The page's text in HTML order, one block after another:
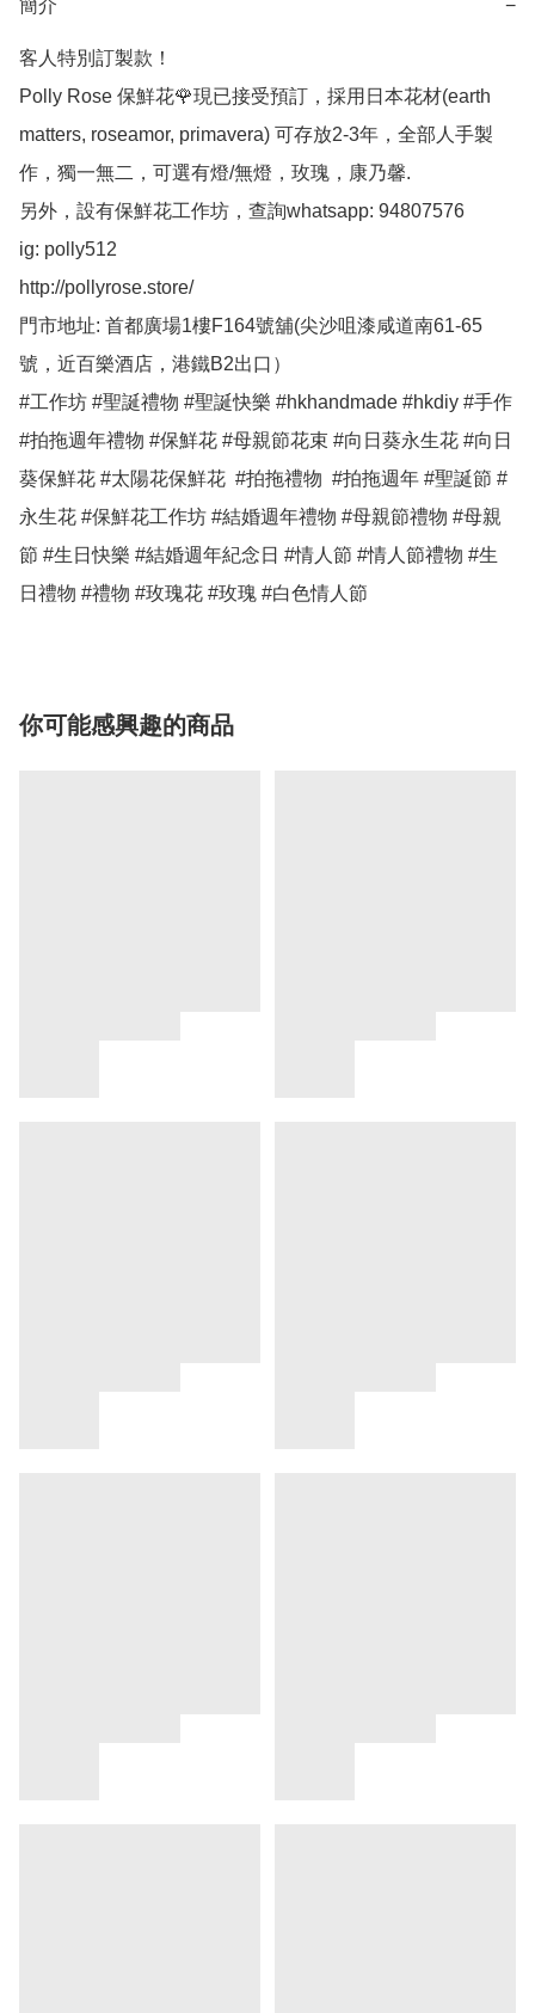
簡介 −
客人特別訂製款！
Polly Rose 保鮮花🌹現已接受預訂，採用日本花材(earth
matters, roseamor, primavera) 可存放2-3年，全部人手製
作，獨一無二，可選有燈/無燈，玫瑰，康乃馨.
另外，設有保鮮花工作坊，查詢whatsapp: 94807576
ig: polly512
http://pollyrose.store/
門市地址: 首都廣場1樓F164號舖(尖沙咀漆咸道南61-65
號，近百樂酒店，港鐵B2出口）
#工作坊 #聖誕禮物 #聖誕快樂 #hkhandmade #hkdiy #手作
#拍拖週年禮物 #保鮮花 #母親節花束 #向日葵永生花 #向日
葵保鮮花 #太陽花保鮮花  #拍拖禮物  #拍拖週年 #聖誕節 #
永生花 #保鮮花工作坊 #結婚週年禮物 #母親節禮物 #母親
節 #生日快樂 #結婚週年紀念日 #情人節 #情人節禮物 #生
日禮物 #禮物 #玫瑰花 #玫瑰 #白色情人節
你可能感興趣的商品